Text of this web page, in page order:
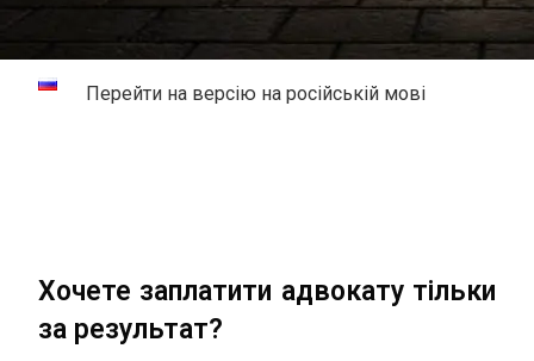
Перейти на версію на російській мові
Хочете заплатити адвокату тільки
за результат?